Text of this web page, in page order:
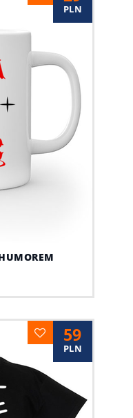
PLN
59
PLN